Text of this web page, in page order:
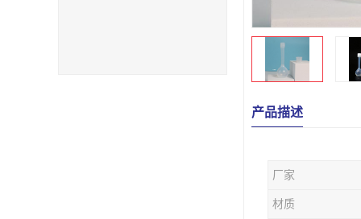
产品描述
厂家
材质